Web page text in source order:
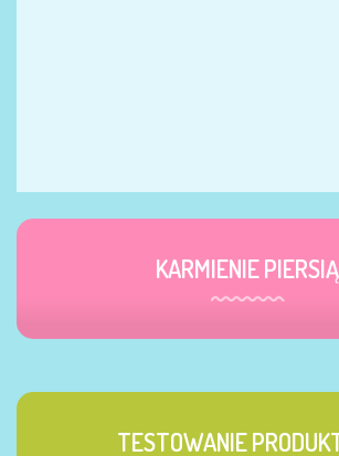
KARMIENIE PIERSIĄ
TESTOWANIE